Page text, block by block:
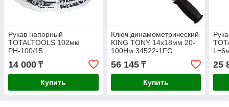
Рукав напорный
TOTALTOOLS 102мм
РН-100/15
14 000 ₸
Купить
Ключ динамометрический
KING TONY 14х18мм 20-
100Нм 34522-1FG
56 145₸
Купить
25